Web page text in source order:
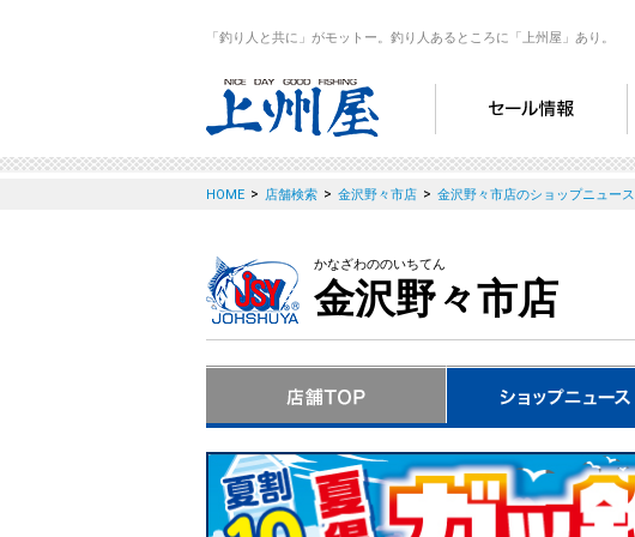
「釣り人と共に」がモットー。釣り人あるところに「上州屋」あり。
HOME > 店舗検索 > 金沢野々市店 > 金沢野々市店のショップニュース
かなざわののいちてん
金沢野々市店